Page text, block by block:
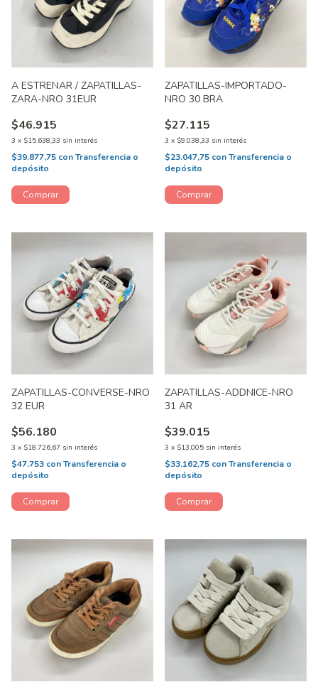
A ESTRENAR / ZAPATILLAS-
ZARA-NRO 31EUR
$46.915
3 x $15.638,33 sin interés
$39.877,75 conTransferencia o
depósito
ZAPATILLAS-IMPORTADO-
NRO 30 BRA
$27.115
3 x $9.038,33 sin interés
$23.047,75 conTransferencia o
depósito
ZAPATILLAS-CONVERSE-NRO
32 EUR
$56.180
3 x $18.726,67 sin interés
$47.753 conTransferencia o
depósito
ZAPATILLAS-ADDNICE-NRO
31 AR
$39.015
3 x $13.005 sin interés
$33.162,75 conTransferencia o
depósito